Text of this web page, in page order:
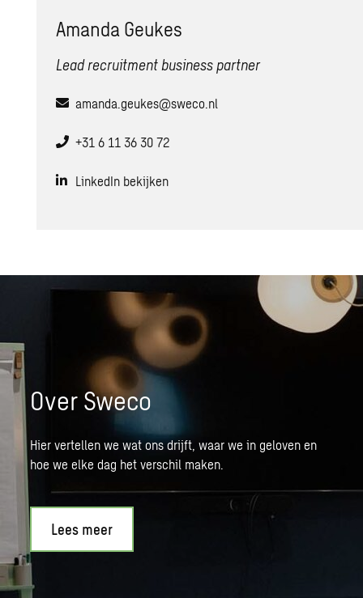
Amanda Geukes
Lead recruitment business partner
amanda.geukes@sweco.nl
+31 6 11 36 30 72
LinkedIn bekijken
Over Sweco
Hier vertellen we wat ons drijft, waar we in geloven en
hoe we elke dag het verschil maken.
Lees meer